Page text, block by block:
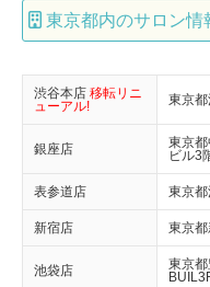
東京都内のサロン情
渋谷本店 移転リニ
ューアル!
東京
銀座店
東京
ビル3
表参道店 東京
新宿店 東京
池袋店
東京